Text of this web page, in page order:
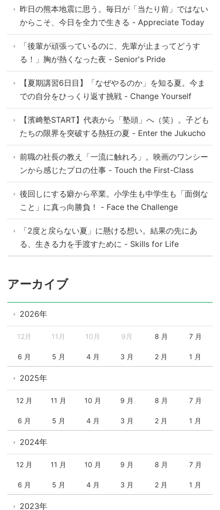
昨日の熊本地震に思う。毎日が「当たり前」ではない
からこそ、今日を全力で生きる - Appreciate Today
「後輩が頑張っているのに、先輩が止まってどうす
る！」胸が熱くなった夜 - Senior's Pride
【夏期講習6日目】「なぜやるのか」を知る夏。今ま
での自分をひっくり返す挑戦 - Change Yourself
【濱﨑塾START】代表から「塾頭」へ（笑）。子ども
たちの限界を突破する熱狂の夏 - Enter the Jukucho
前職の社長の教え「一流に触れろ」。映画のワンシー
ンから感じたプロの仕事 - Touch the First-Class
後回しにする癖から卒業。小学生も中学生も「面倒な
こと」に真っ向勝負！ - Face the Challenge
「2度と戻らない夏」に懸ける想い。結果の先にあ
る、生きる力を手渡すために - Skills for Life
アーカイブ
2026年
12月 11月 10月 9月 8 月 7 月
6 月 5 月 4 月 3 月 2 月 1 月
2025年
12 月 11 月 10 月 9 月 8 月 7 月
6 月 5 月 4 月 3 月 2 月 1 月
2024年
12 月 11 月 10 月 9 月 8 月 7 月
6 月 5 月 4 月 3 月 2 月 1 月
2023年